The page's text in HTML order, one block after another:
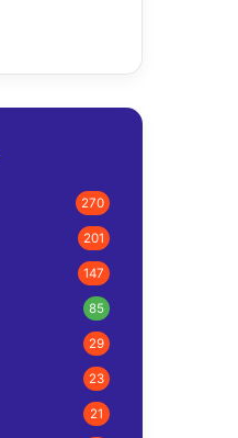
270
201
147
85
29
23
21